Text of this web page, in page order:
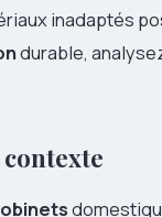
inadaptés
durable,